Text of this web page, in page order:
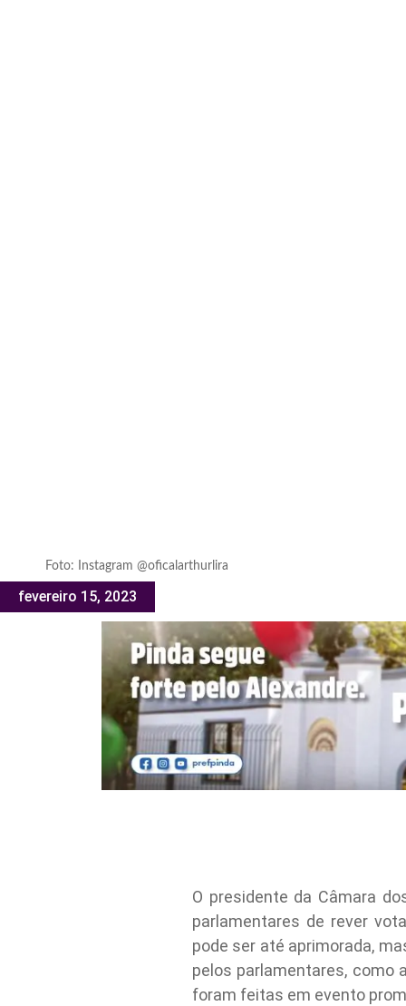
Foto: Instagram @oficalarthurlira
fevereiro 15, 2023
O presidente da Câmara
parlamentares de rever
pode ser até aprimorada,
pelos parlamentares, como
foram feitas em evento